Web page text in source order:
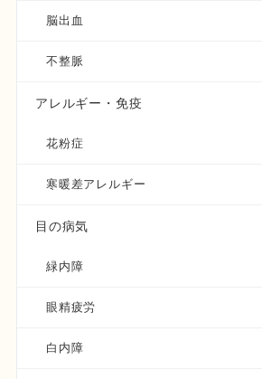
脳出血
不整脈
アレルギー・免疫
花粉症
寒暖差アレルギー
目の病気
緑内障
眼精疲労
白内障